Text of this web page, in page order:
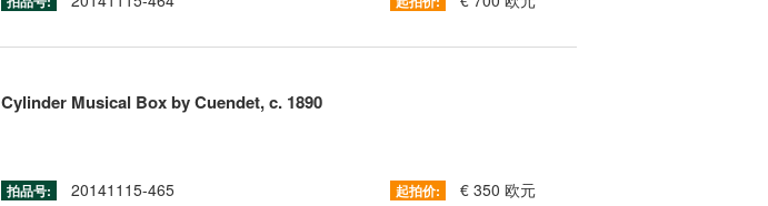
Cylinder Musical Box by Cuendet, c. 1890
拍品号: 20141115-465 起拍价: € 350 欧元